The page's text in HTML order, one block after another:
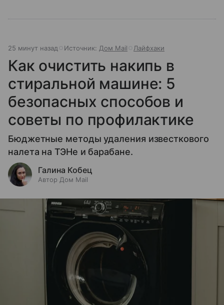
25 минут назад Источник: Дом Mail Лайфхаки
Как очистить накипь в
стиральной машине: 5
безопасных способов и
советы по профилактике
Бюджетные методы удаления известкового
налета на ТЭНе и барабане.
Галина Кобец
Автор Дом Mail